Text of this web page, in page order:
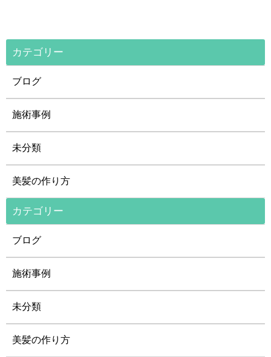
カテゴリー
ブログ
施術事例
未分類
美髪の作り方
カテゴリー
ブログ
施術事例
未分類
美髪の作り方